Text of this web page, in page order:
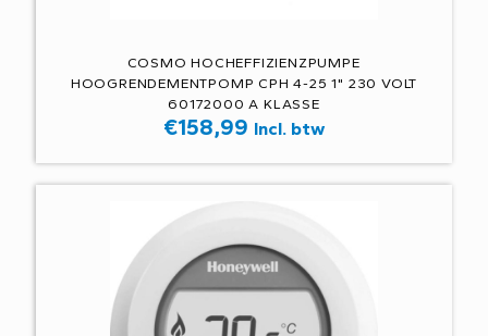
COSMO HOCHEFFIZIENZPUMPE
HOOGRENDEMENTPOMP CPH 4-25 1" 230 VOLT
60172000 A KLASSE
€158,99 Incl. btw